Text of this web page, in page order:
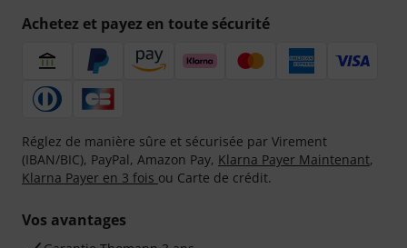
Achetez et payez en toute sécurité
Réglez de manière sûre et sécurisée par Virement
(IBAN/BIC), PayPal, Amazon Pay, Klarna Payer Maintenant,
Klarna Payer en 3 fois ou Carte de crédit.
Vos avantages